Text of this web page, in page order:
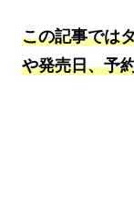
この記事では
や発売日、予